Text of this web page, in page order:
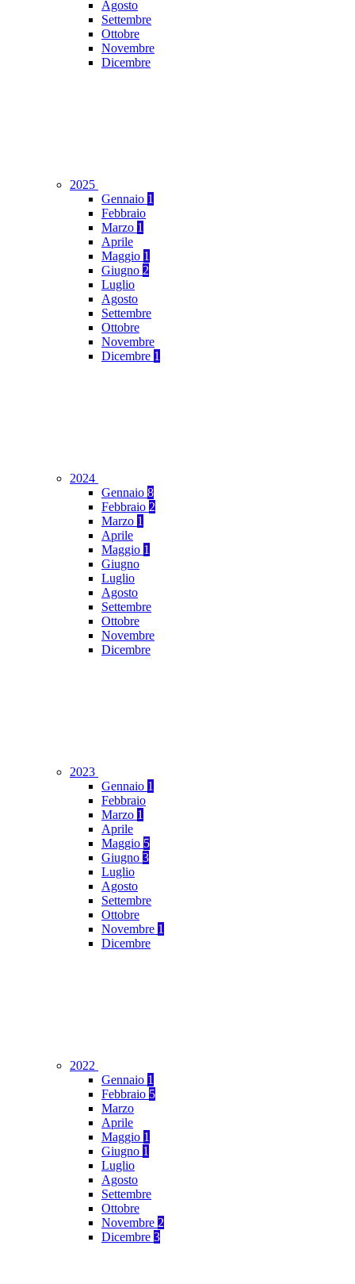
Agosto
Settembre
Ottobre
Novembre
Dicembre
2025
Gennaio 1
Febbraio
Marzo 1
Aprile
Maggio 1
Giugno 2
Luglio
Agosto
Settembre
Ottobre
Novembre
Dicembre 1
2024
Gennaio 8
Febbraio 2
Marzo 1
Aprile
Maggio 1
Giugno
Luglio
Agosto
Settembre
Ottobre
Novembre
Dicembre
2023
Gennaio 1
Febbraio
Marzo 1
Aprile
Maggio 5
Giugno 3
Luglio
Agosto
Settembre
Ottobre
Novembre 1
Dicembre
2022
Gennaio 1
Febbraio 5
Marzo
Aprile
Maggio 1
Giugno 1
Luglio
Agosto
Settembre
Ottobre
Novembre 2
Dicembre 3